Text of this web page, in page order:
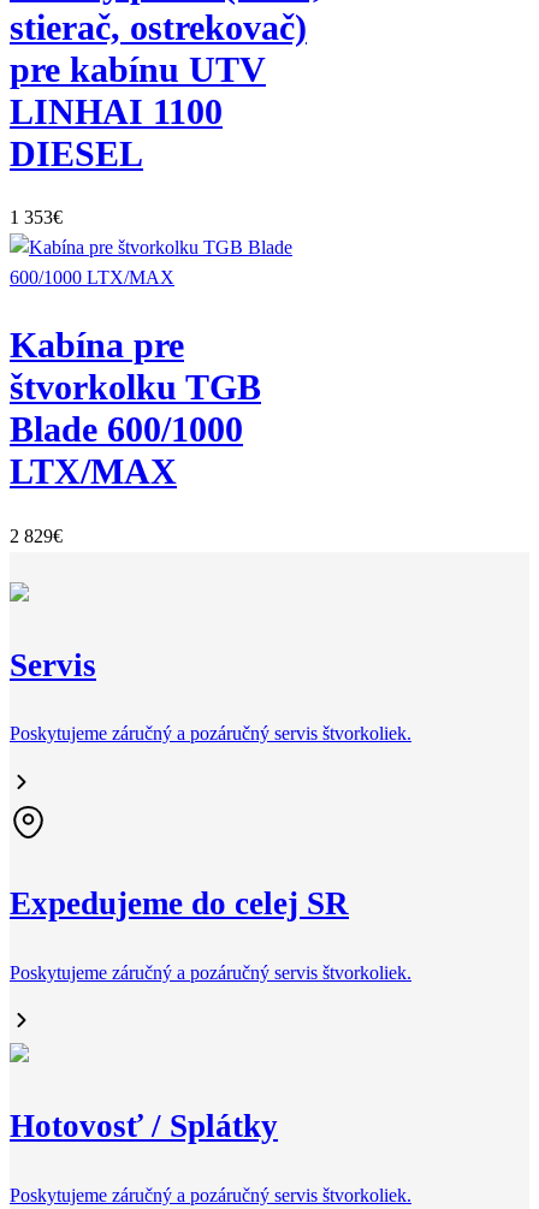
stierač, ostrekovač)
pre kabínu UTV
LINHAI 1100
DIESEL
1 353€
Kabína pre
štvorkolku TGB
Blade 600/1000
LTX/MAX
2 829€
Servis
Poskytujeme záručný a pozáručný servis štvorkoliek.
Expedujeme do celej SR
Poskytujeme záručný a pozáručný servis štvorkoliek.
Hotovosť / Splátky
Poskytujeme záručný a pozáručný servis štvorkoliek.